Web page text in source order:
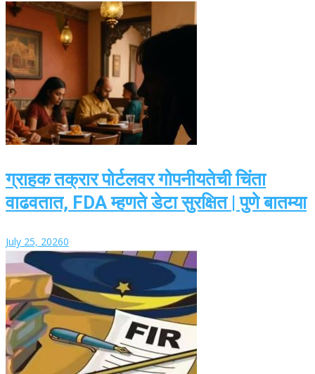
ग्राहक तक्रार पोर्टलवर गोपनीयतेची चिंता
वाढवतात, FDA म्हणते डेटा सुरक्षित | पुणे बातम्या
July 25, 20260